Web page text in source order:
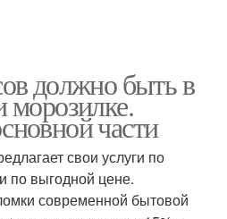
должно быть в
морозилке.
части
свои услуги по
по выгодной цене.
современной бытовой